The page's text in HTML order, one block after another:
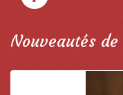
Nouveautés